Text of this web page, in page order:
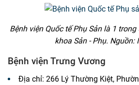
Bệnh viện Quốc tế Phụ Sản là 1
khoa Sản - Phụ. Nguồn:
Bệnh viện Trưng Vương
Địa chỉ: 266 Lý Thường Kiệt,